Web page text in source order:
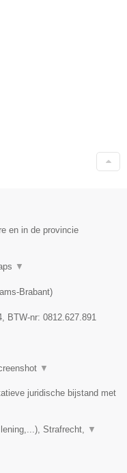
en in de provincie
▼
Brabant)
, BTW-nr: ​0812.627.891
▼
juridische bijstand met
Strafrecht, ▼